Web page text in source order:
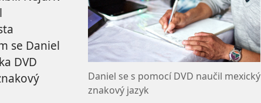
Daniel se s pomocí DVD naučil mexický
znakový jazyk
se Daniel
DVD